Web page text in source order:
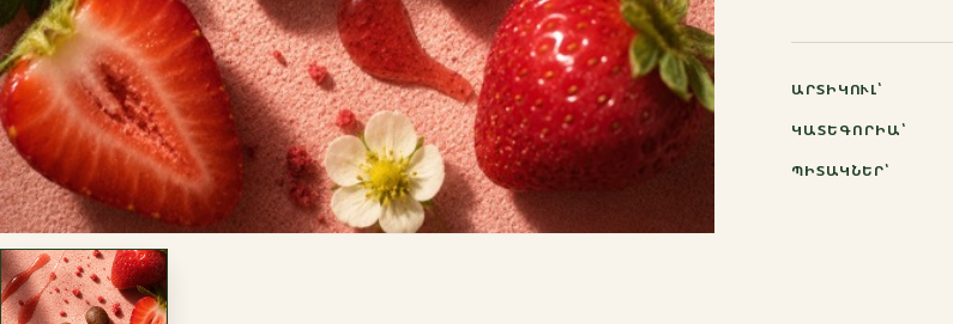
Մոկա
ԱՐՏԻԿՈՒԼ՝
ԿԱՏԵԳՈՐԻԱ՝
ՊԻՏԱԿՆԵՐ՝